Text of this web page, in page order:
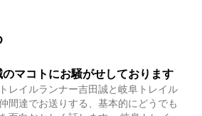
のマコトにお騒がせしております
レイルランナー吉田誠と岐阜トレイル
間達でお送りする、基本的にどうでも